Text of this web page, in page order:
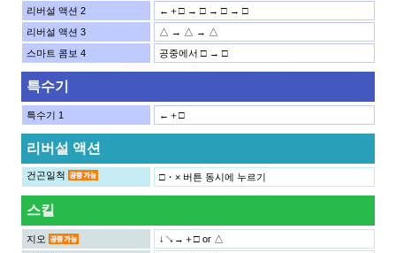
리버설 액션 2
←＋□ → □ → □ → □
리버설 액션 3
△ → △ → △
스마트 콤보 4
공중에서 □ → □
특수기
특수기 1 ←＋□
리버설 액션
건곤일척 □・× 버튼 동시에 누르기
스킬
지오
↓↘→＋□ or △